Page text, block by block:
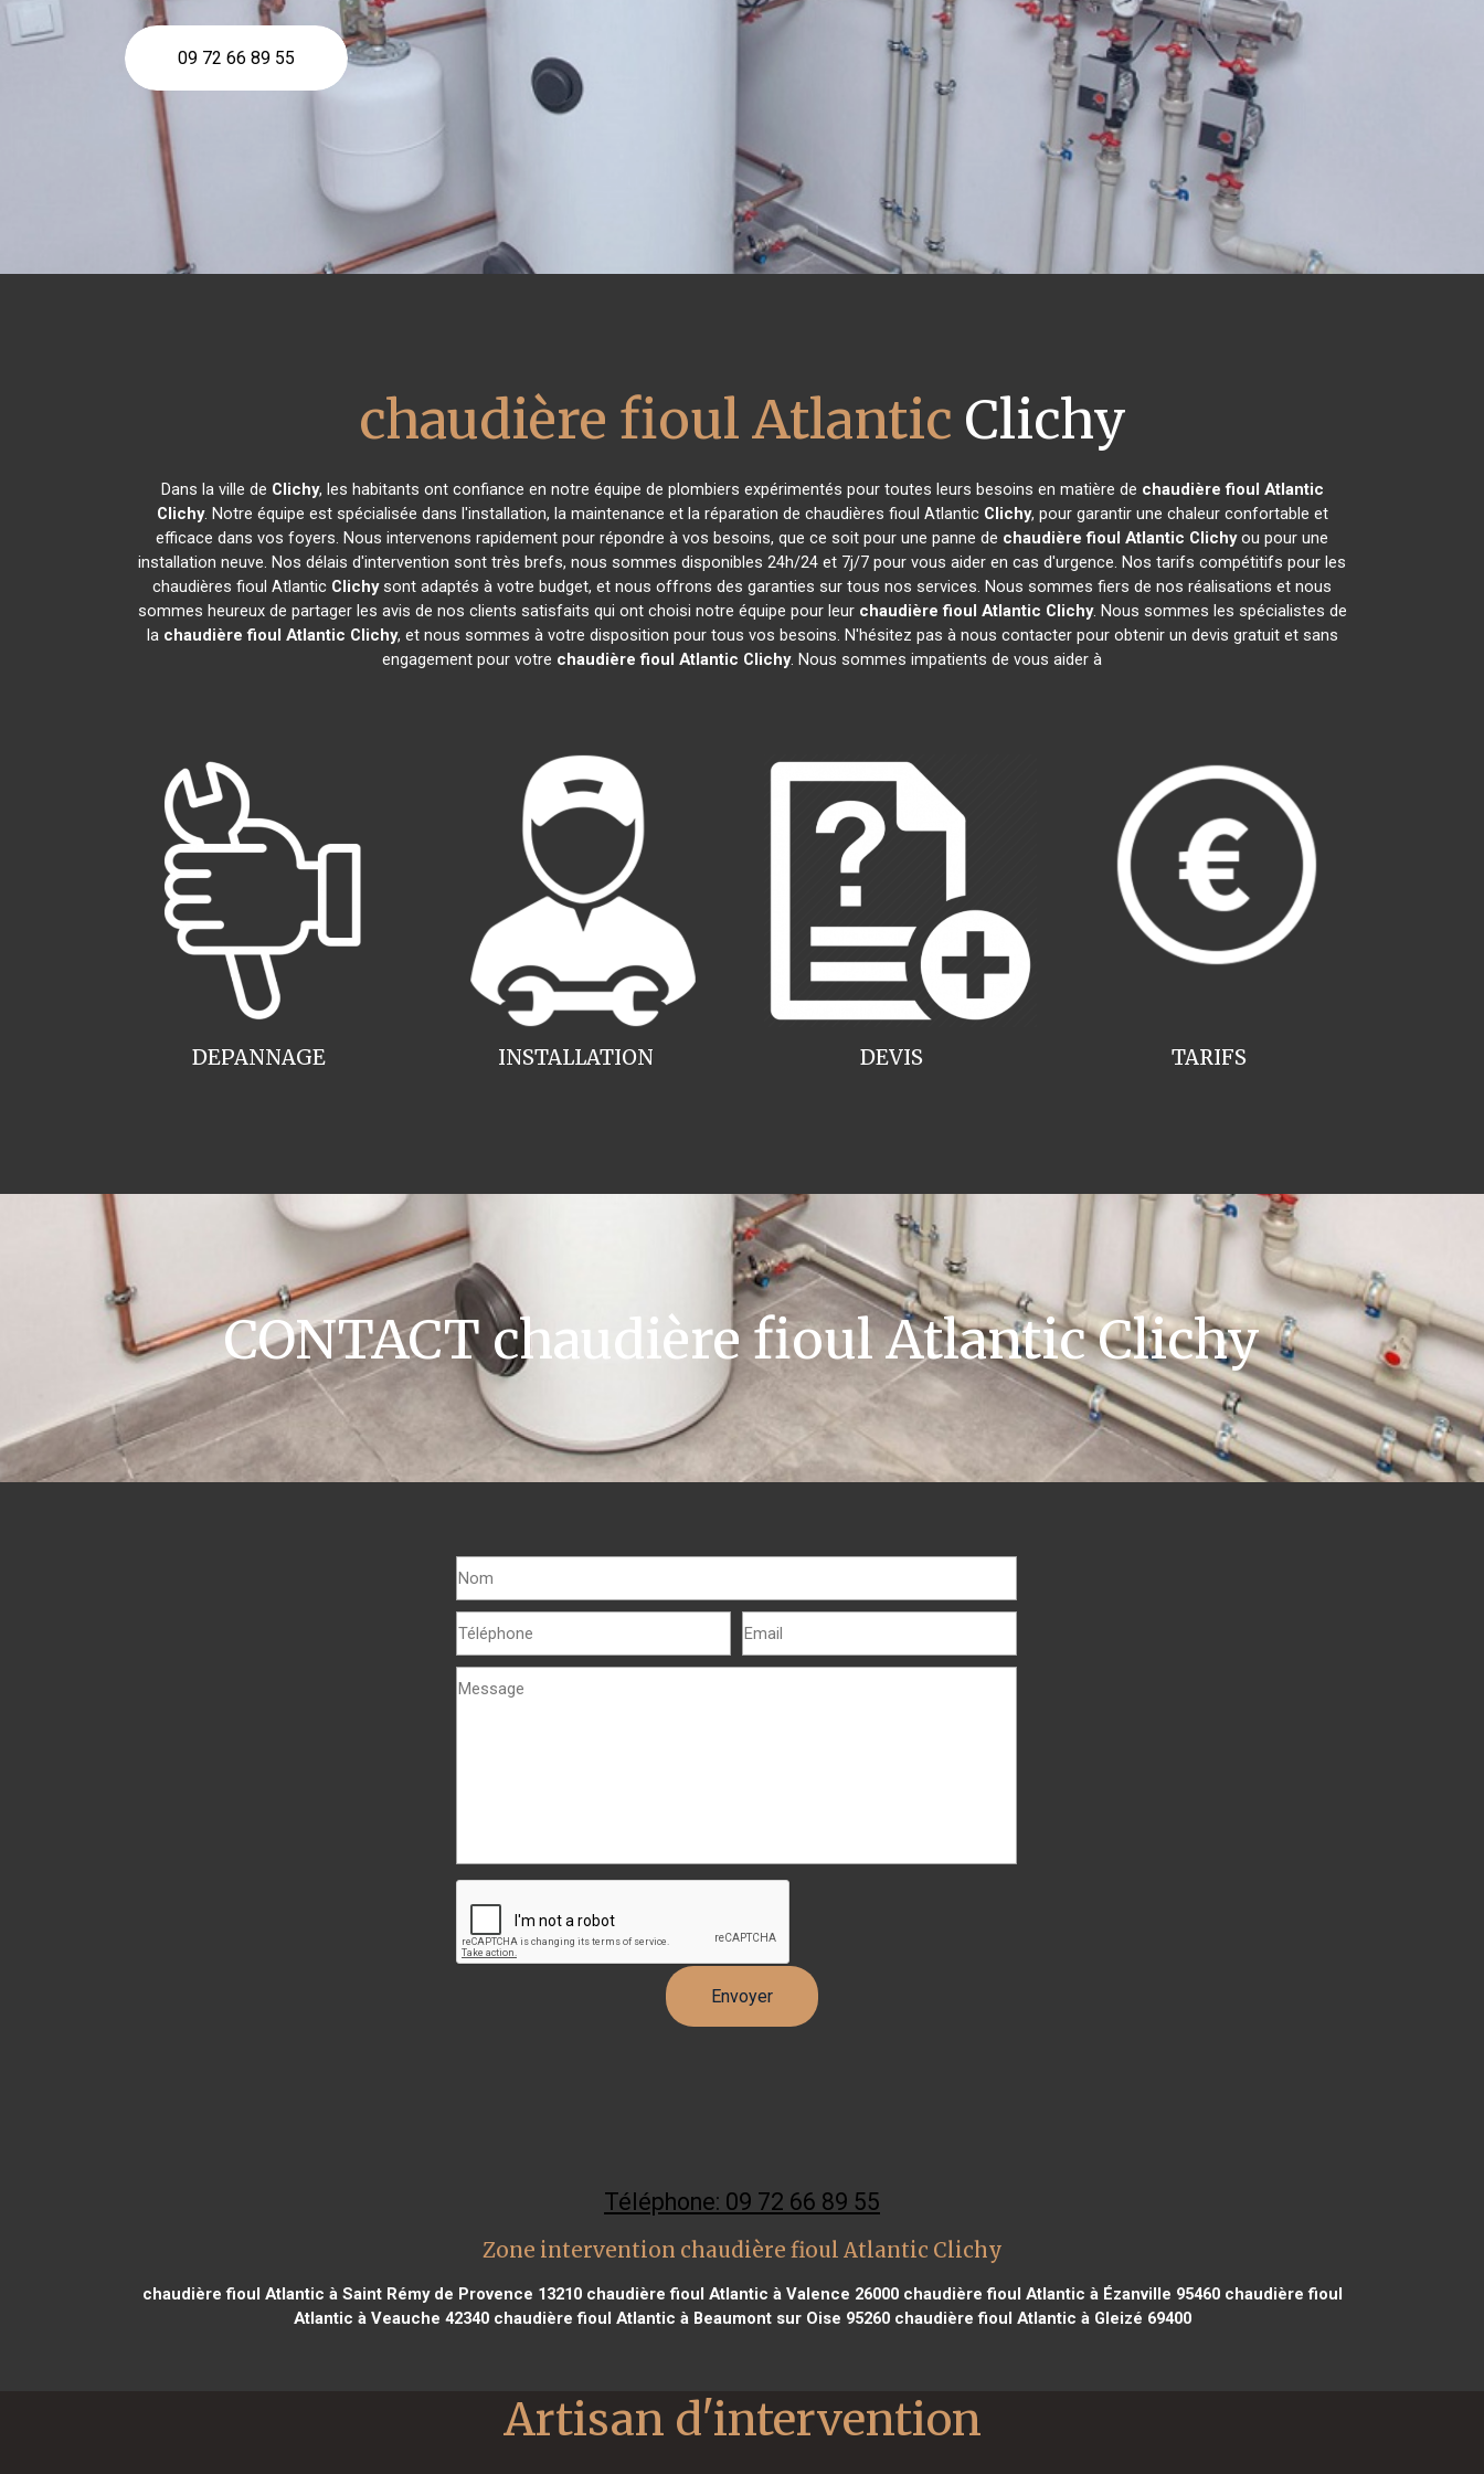
09 72 66 89 55
chaudière fioul Atlantic Clichy
Dans la ville de Clichy, les habitants ont confiance en notre équipe de plombiers expérimentés pour toutes leurs besoins en matière de chaudière fioul Atlantic
Clichy. Notre équipe est spécialisée dans l'installation, la maintenance et la réparation de chaudières fioul Atlantic Clichy, pour garantir une chaleur confortable et
efficace dans vos foyers. Nous intervenons rapidement pour répondre à vos besoins, que ce soit pour une panne de chaudière fioul Atlantic Clichyou pour une
installation neuve. Nos délais d'intervention sont très brefs, nous sommes disponibles 24h/24 et 7j/7 pour vous aider en cas d'urgence. Nos tarifs compétitifs pour les
chaudières fioul Atlantic Clichysont adaptés à votre budget, et nous offrons des garanties sur tous nos services. Nous sommes fiers de nos réalisations et nous
sommes heureux de partager les avis de nos clients satisfaits qui ont choisi notre équipe pour leur chaudière fioul Atlantic Clichy. Nous sommes les spécialistes de
la chaudière fioul Atlantic Clichy, et nous sommes à votre disposition pour tous vos besoins. N'hésitez pas à nous contacter pour obtenir un devis gratuit et sans
engagement pour votre chaudière fioul Atlantic Clichy. Nous sommes impatients de vous aider à
INSTALLATION
DEPANNAGE TARIFS
DEVIS
CONTACT chaudière fioul Atlantic Clichy
Téléphone: 09 72 66 89 55
Zone intervention chaudière fioul Atlantic Clichy
chaudière fioul Atlantic à Saint Rémy de Provence 13210chaudière fioul Atlantic à Valence 26000chaudière fioul Atlantic à Ézanville 95460chaudière fioul
Atlantic à Veauche 42340chaudière fioul Atlantic à Beaumont sur Oise 95260chaudière fioul Atlantic à Gleizé 69400
Artisan d'intervention